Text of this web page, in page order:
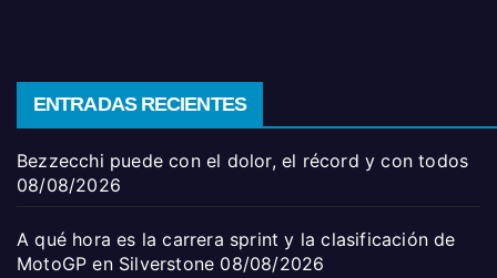
ENTRADAS RECIENTES
Bezzecchi puede con el dolor, el récord y con todos
08/08/2026
A qué hora es la carrera sprint y la clasificación de
MotoGP en Silverstone 08/08/2026